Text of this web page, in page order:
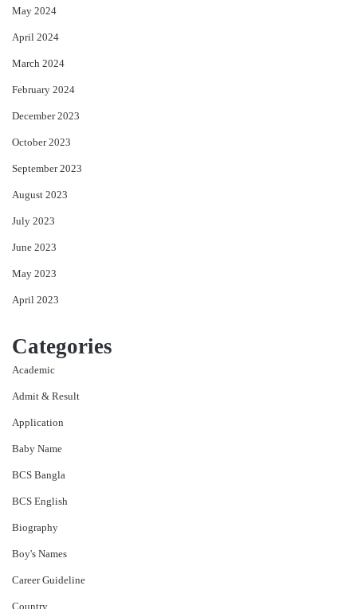
May 2024
April 2024
March 2024
February 2024
December 2023
October 2023
September 2023
August 2023
July 2023
June 2023
May 2023
April 2023
Categories
Academic
Admit & Result
Application
Baby Name
BCS Bangla
BCS English
Biography
Boy's Names
Career Guideline
Country